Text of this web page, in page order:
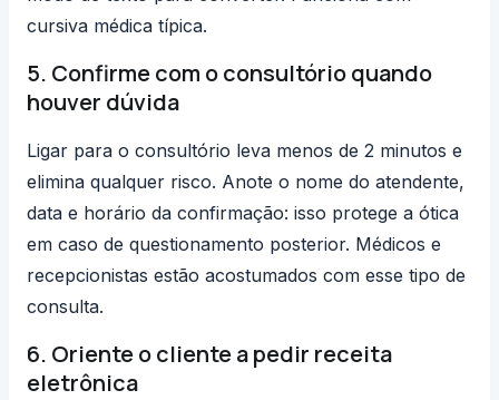
cursiva médica típica.
5. Confirme com o consultório quando
houver dúvida
Ligar para o consultório leva menos de 2 minutos e
elimina qualquer risco. Anote o nome do atendente,
data e horário da confirmação: isso protege a ótica
em caso de questionamento posterior. Médicos e
recepcionistas estão acostumados com esse tipo de
consulta.
6. Oriente o cliente a pedir receita
eletrônica